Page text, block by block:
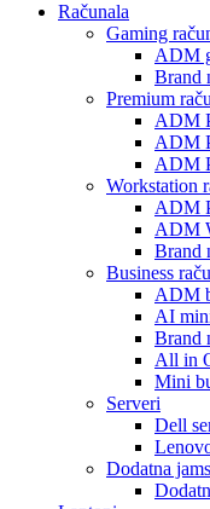
Računala
Gaming
ADM
Brand
Premium
ADM
ADM
ADM
Workstation
ADM
ADM
Brand
Business
ADM
AI
Brand
All in
Mini
Serveri
Dell
Dodatna